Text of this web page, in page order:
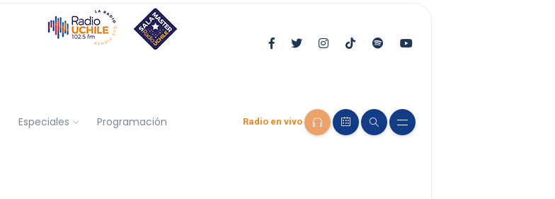
Especiales Programación Radio en vivo